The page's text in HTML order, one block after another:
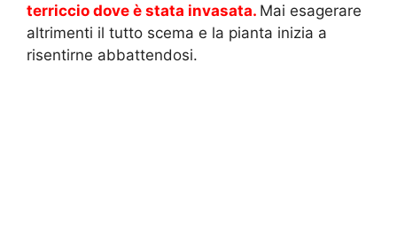
terriccio dove è stata invasata. Mai esagerare
altrimenti il tutto scema e la pianta inizia a
risentirne abbattendosi.